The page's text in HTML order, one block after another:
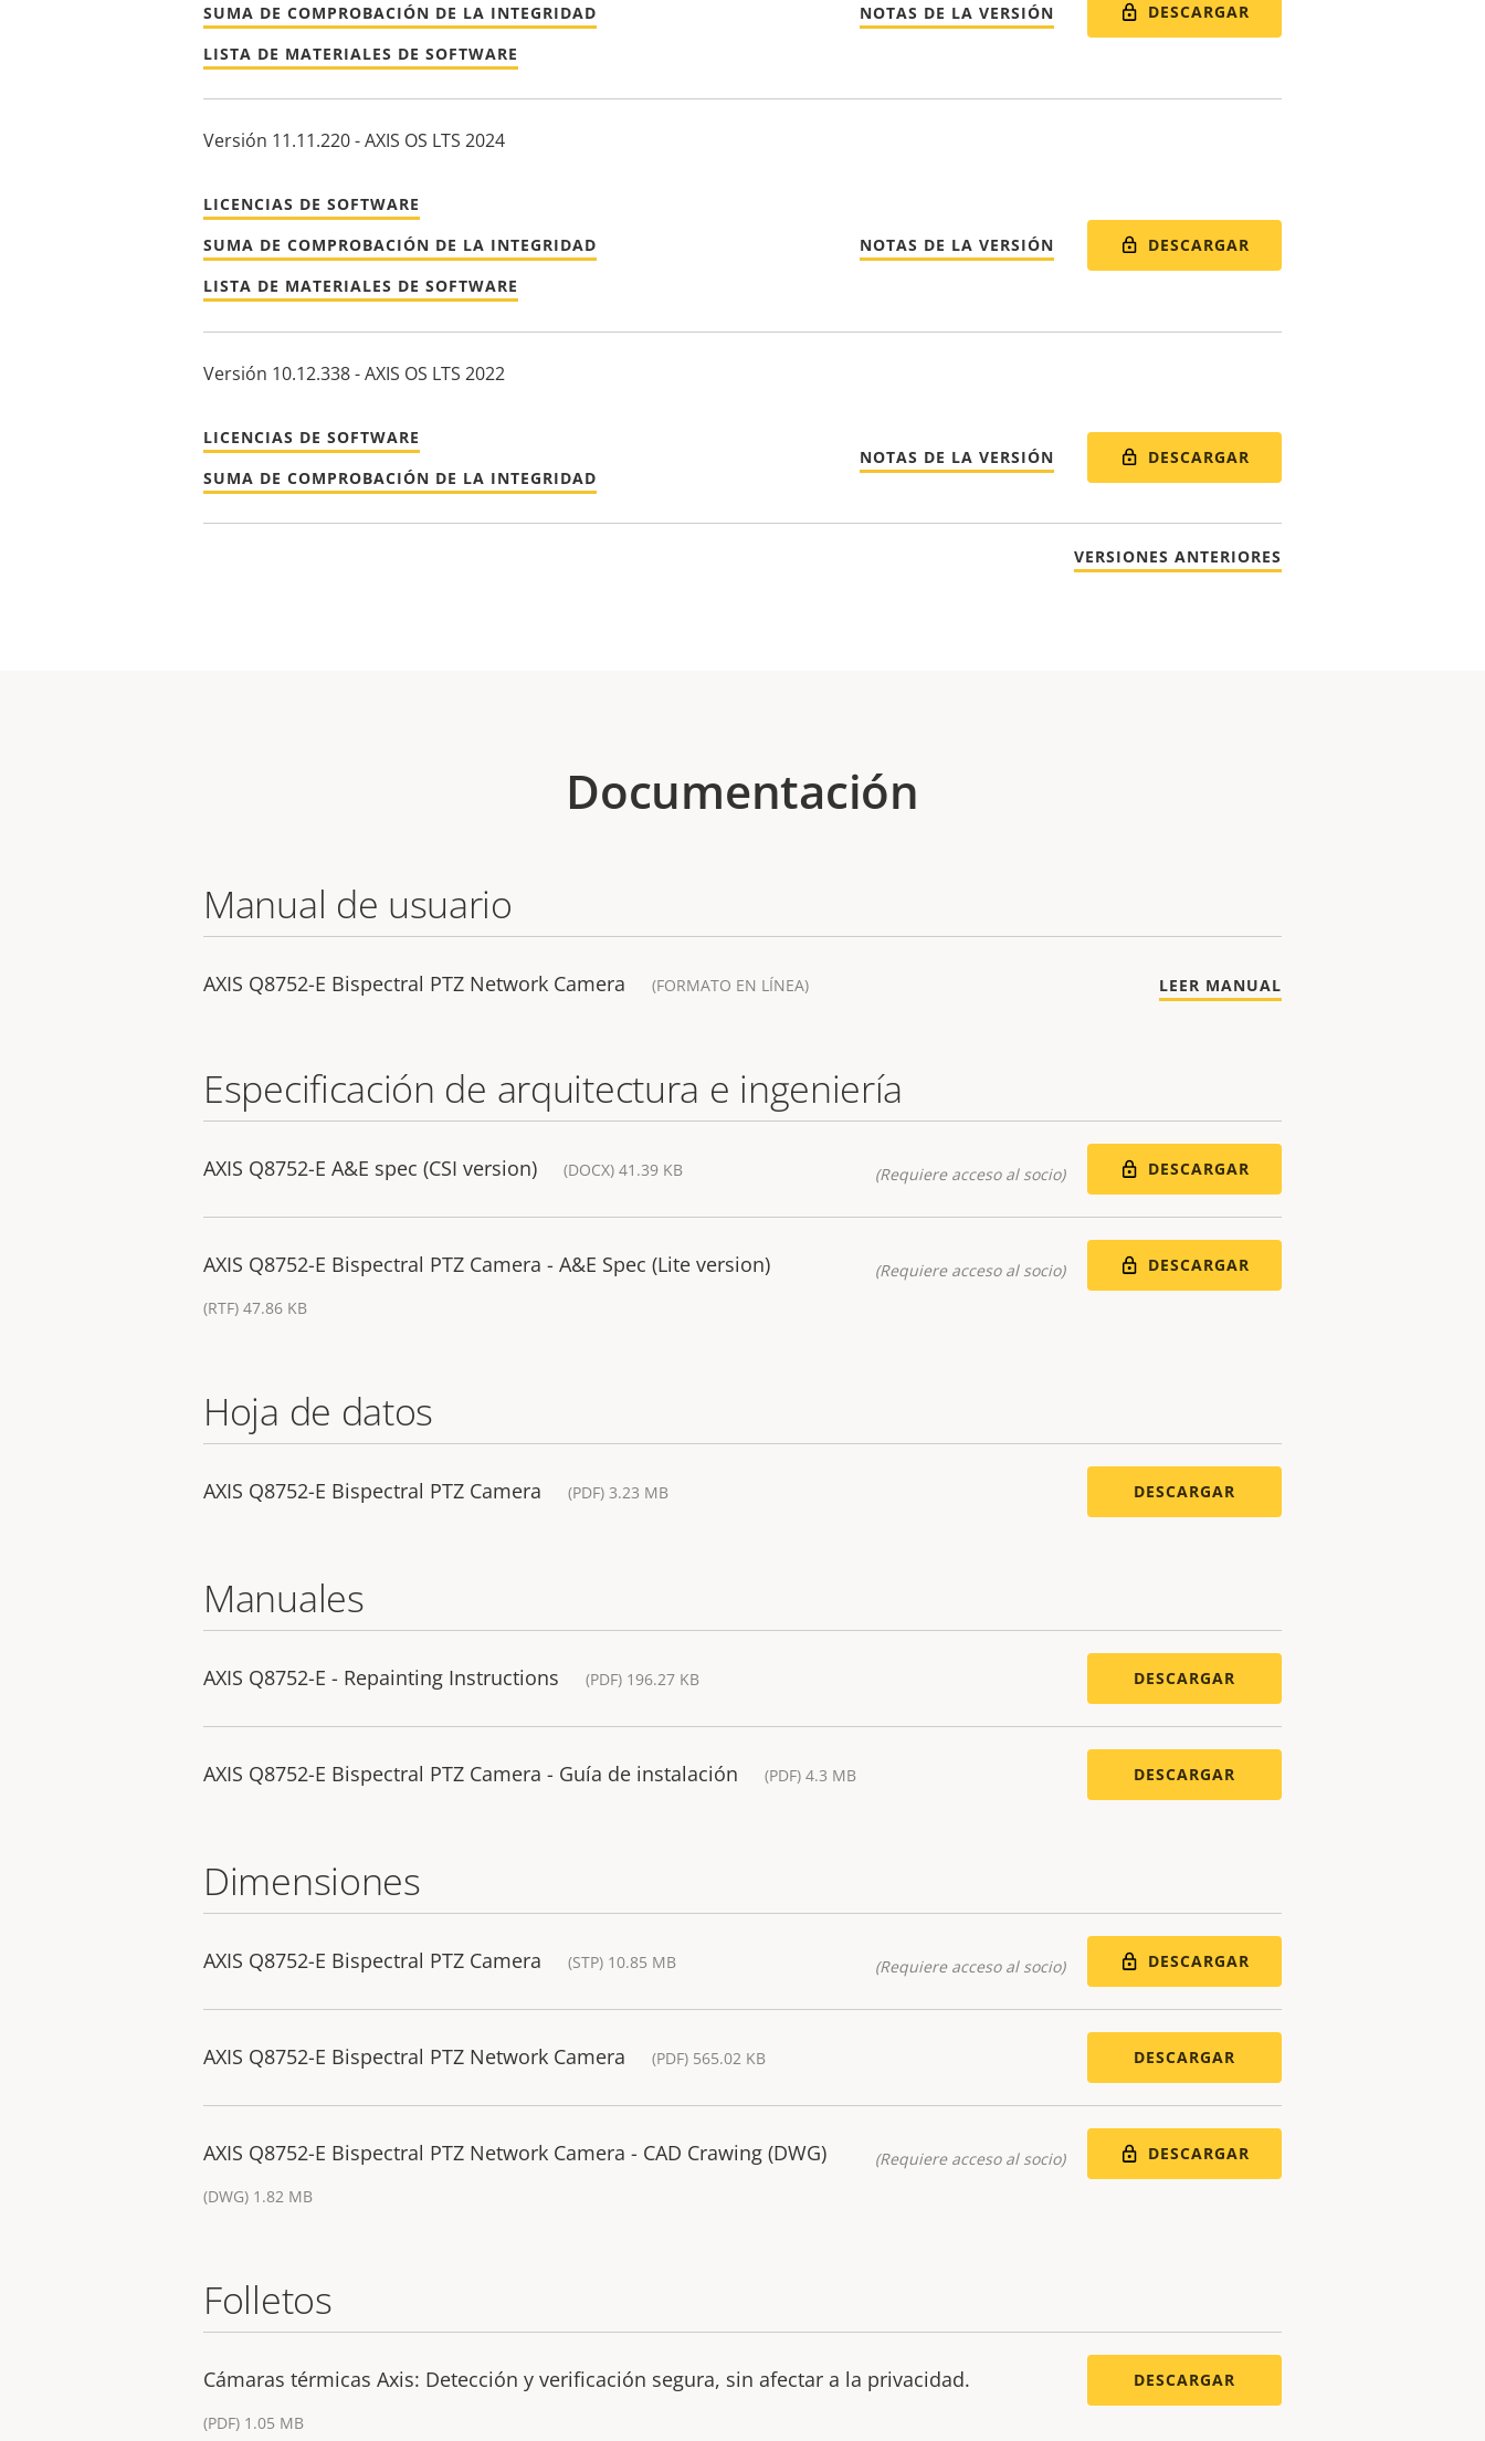
SUMA DE COMPROBACIÓN DE LA INTEGRIDAD
LISTA DE MATERIALES DE SOFTWARE
NOTAS DE LA VERSIÓN DESCARGAR
Versión 11.11.220 - AXIS OS LTS 2024
LICENCIAS DE SOFTWARE
SUMA DE COMPROBACIÓN DE LA INTEGRIDAD
LISTA DE MATERIALES DE SOFTWARE
NOTAS DE LA VERSIÓN DESCARGAR
Versión 10.12.338 - AXIS OS LTS 2022
LICENCIAS DE SOFTWARE
SUMA DE COMPROBACIÓN DE LA INTEGRIDAD
NOTAS DE LA VERSIÓN DESCARGAR
VERSIONES ANTERIORES
Documentación
Manual de usuario
AXIS Q8752-E Bispectral PTZ Network Camera (FORMATO EN LÍNEA) LEER MANUAL
Especificación de arquitectura e ingeniería
AXIS Q8752-E A&E spec (CSI version) (DOCX) 41.39 KB (Requiere acceso al socio) DESCARGAR
AXIS Q8752-E Bispectral PTZ Camera - A&E Spec (Lite version)
(RTF) 47.86 KB
(Requiere acceso al socio) DESCARGAR
Hoja de datos
AXIS Q8752-E Bispectral PTZ Camera (PDF) 3.23 MB DESCARGAR
Manuales
AXIS Q8752-E - Repainting Instructions (PDF) 196.27 KB DESCARGAR
AXIS Q8752-E Bispectral PTZ Camera - Guía de instalación (PDF) 4.3 MB DESCARGAR
Dimensiones
AXIS Q8752-E Bispectral PTZ Camera (STP) 10.85 MB (Requiere acceso al socio) DESCARGAR
AXIS Q8752-E Bispectral PTZ Network Camera (PDF) 565.02 KB DESCARGAR
AXIS Q8752-E Bispectral PTZ Network Camera - CAD Crawing (DWG)
(DWG) 1.82 MB
(Requiere acceso al socio) DESCARGAR
Folletos
Cámaras térmicas Axis: Detección y verificación segura, sin afectar a la privacidad.
(PDF) 1.05 MB
DESCARGAR